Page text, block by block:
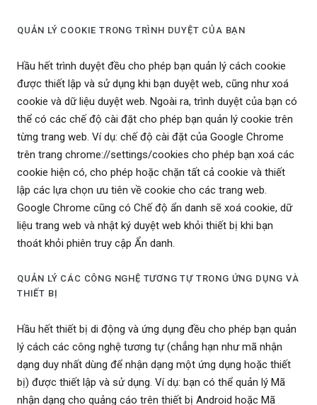
QUẢN LÝ COOKIE TRONG TRÌNH DUYỆT CỦA BẠN
Hầu hết trình duyệt đều cho phép bạn quản lý cách cookie
được thiết lập và sử dụng khi bạn duyệt web, cũng như xoá
cookie và dữ liệu duyệt web. Ngoài ra, trình duyệt của bạn có
thể có các chế độ cài đặt cho phép bạn quản lý cookie trên
từng trang web. Ví dụ: chế độ cài đặt của Google Chrome
trên trang chrome://settings/cookies cho phép bạn xoá các
cookie hiện có, cho phép hoặc chặn tất cả cookie và thiết
lập các lựa chọn ưu tiên về cookie cho các trang web.
Google Chrome cũng có Chế độ ẩn danh sẽ xoá cookie, dữ
liệu trang web và nhật ký duyệt web khỏi thiết bị khi bạn
thoát khỏi phiên truy cập Ẩn danh.
QUẢN LÝ CÁC CÔNG NGHỆ TƯƠNG TỰ TRONG ỨNG DỤNG VÀ
THIẾT BỊ
Hầu hết thiết bị di động và ứng dụng đều cho phép bạn quản
lý cách các công nghệ tương tự (chẳng hạn như mã nhận
dạng duy nhất dùng để nhận dạng một ứng dụng hoặc thiết
bị) được thiết lập và sử dụng. Ví dụ: bạn có thể quản lý Mã
nhận dạng cho quảng cáo trên thiết bị Android hoặc Mã